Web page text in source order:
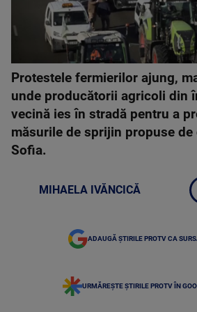
Protestele fermierilor ajung,
unde producătorii agricoli din
vecină ies în stradă pentru a
măsurile de sprijin propuse
Sofia.
MIHAELA IVĂNCICĂ
ADAUGĂ ȘTIRILE PROTV CA
URMĂREȘTE ȘTIRILE PROTV ÎN